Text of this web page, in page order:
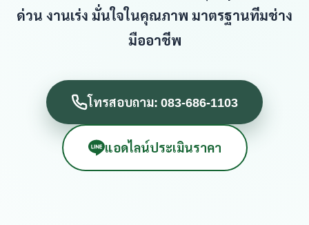
ด่วน งานเร่ง มั่นใจในคุณภาพ มาตรฐานทีมช่าง
มืออาชีพ
โทรสอบถาม: 083-686-1103
แอดไลน์ประเมินราคา